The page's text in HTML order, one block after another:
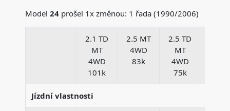
Model 24prošel 1x změnou: 1 řada (1990/2006)
2.1 TD
MT
4WD
101k
2.5 MT
4WD
83k
2.5 TD
MT
4WD
75k
Jízdní vlastnosti